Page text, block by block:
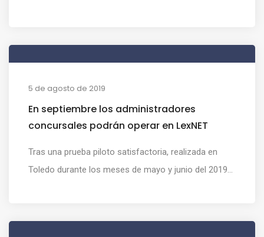
5 de agosto de 2019
En septiembre los administradores
concursales podrán operar en LexNET
Tras una prueba piloto satisfactoria, realizada en
Toledo durante los meses de mayo y junio del 2019...